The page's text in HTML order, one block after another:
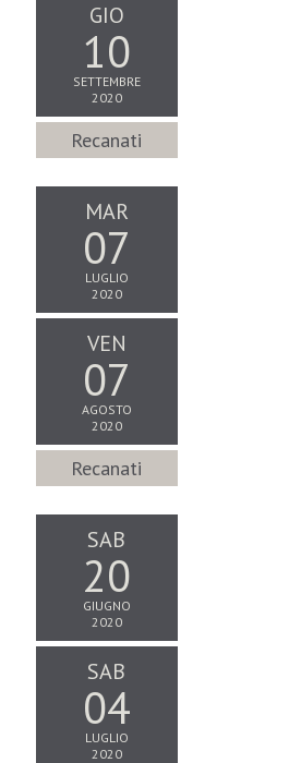
GIO
10
SETTEMBRE
2020
Recanati
MAR
07
LUGLIO
2020
VEN
07
AGOSTO
2020
Recanati
SAB
20
GIUGNO
2020
SAB
04
LUGLIO
2020